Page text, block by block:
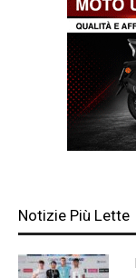
Notizie Più Lette